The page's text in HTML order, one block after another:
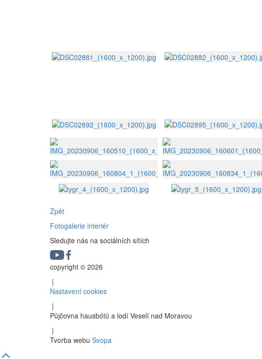
Zpět
Fotogalerie interiér
Sledujte nás na sociálních sítích
copyright © 2026
|
Nastavení cookies
|
Půjčovna hausbótů a lodí Veselí nad Moravou
|
Tvorba webu Svopa